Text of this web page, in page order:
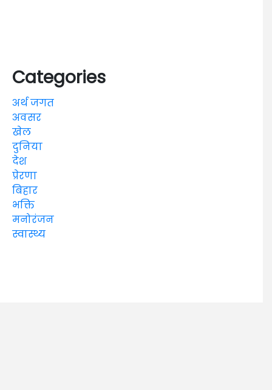
Categories
अर्थ जगत
अवसर
खेल
दुनिया
देश
प्रेरणा
बिहार
भक्ति
मनोरंजन
स्वास्थ्य